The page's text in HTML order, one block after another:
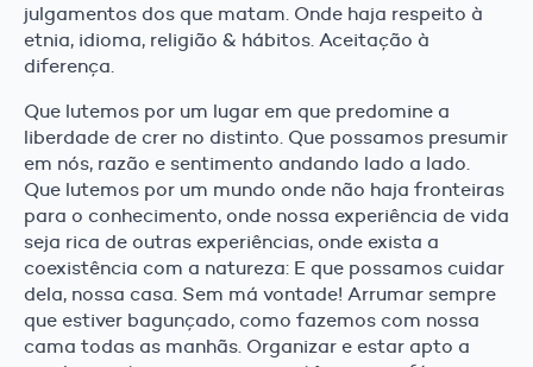
julgamentos dos que matam. Onde haja respeito à
etnia, idioma, religião & hábitos. Aceitação à
diferença.
Que lutemos por um lugar em que predomine a
liberdade de crer no distinto. Que possamos presumir
em nós, razão e sentimento andando lado a lado.
Que lutemos por um mundo onde não haja fronteiras
para o conhecimento, onde nossa experiência de vida
seja rica de outras experiências, onde exista a
coexistência com a natureza: E que possamos cuidar
dela, nossa casa. Sem má vontade! Arrumar sempre
que estiver bagunçado, como fazemos com nossa
cama todas as manhãs. Organizar e estar apto a